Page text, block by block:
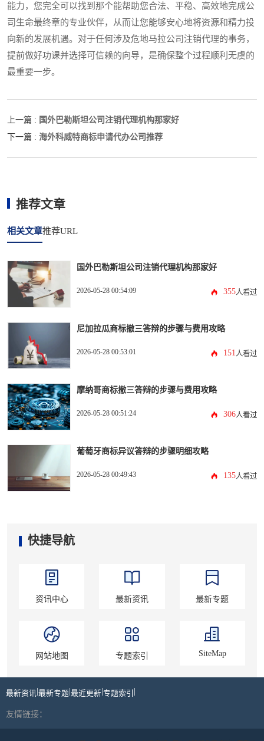
能力，您完全可以找到那个能帮助您合法、平稳、高效地完成公
司生命最终章的专业伙伴，从而让您能够安心地将资源和精力投
向新的发展机遇。对于任何涉及危地马拉公司注销代理的事务，
提前做好功课并选择可信赖的向导，是确保整个过程顺利无虞的
最重要一步。
上一篇 : 国外巴勒斯坦公司注销代理机构那家好
下一篇 : 海外科威特商标申请代办公司推荐
推荐文章
相关文章推荐URL
国外巴勒斯坦公司注销代理机构那家好
2026-05-28 00:54:09 355人看过
尼加拉瓜商标撤三答辩的步骤与费用攻略
2026-05-28 00:53:01 151人看过
摩纳哥商标撤三答辩的步骤与费用攻略
2026-05-28 00:51:24 306人看过
葡萄牙商标异议答辩的步骤明细攻略
2026-05-28 00:49:43 135人看过
快捷导航
资讯中心 最新资讯 最新专题
网站地图 专题索引 SiteMap
最新资讯 最新专题 最近更新 专题索引
友情链接：